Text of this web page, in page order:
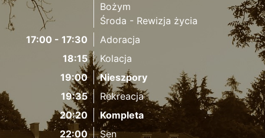
Bożym
Środa - Rewizja życia
17:00 - 17:30
Adoracja
18:15
Kolacja
19:00
Nieszpory
19:35
Rekreacja
20:20
Kompleta
22:00
Sen